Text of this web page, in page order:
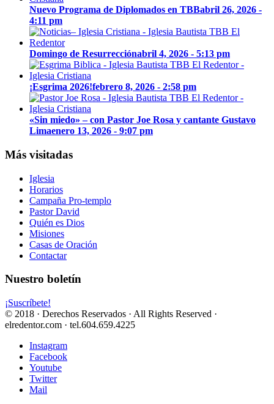
Nuevo Programa de Diplomados en TBBabril 26, 2026 -
4:11 pm
Domingo de Resurrecciónabril 4, 2026 - 5:13 pm
¡Esgrima 2026!febrero 8, 2026 - 2:58 pm
«Sin miedo» – con Pastor Joe Rosa y cantante Gustavo
Limaenero 13, 2026 - 9:07 pm
Más visitadas
Iglesia
Horarios
Campaña Pro-templo
Pastor David
Quién es Dios
Misiones
Casas de Oración
Contactar
Nuestro boletín
¡Suscríbete!
© 2018 · Derechos Reservados · All Rights Reserved ·
elredentor.com · tel.604.659.4225
Instagram
Facebook
Youtube
Twitter
Mail